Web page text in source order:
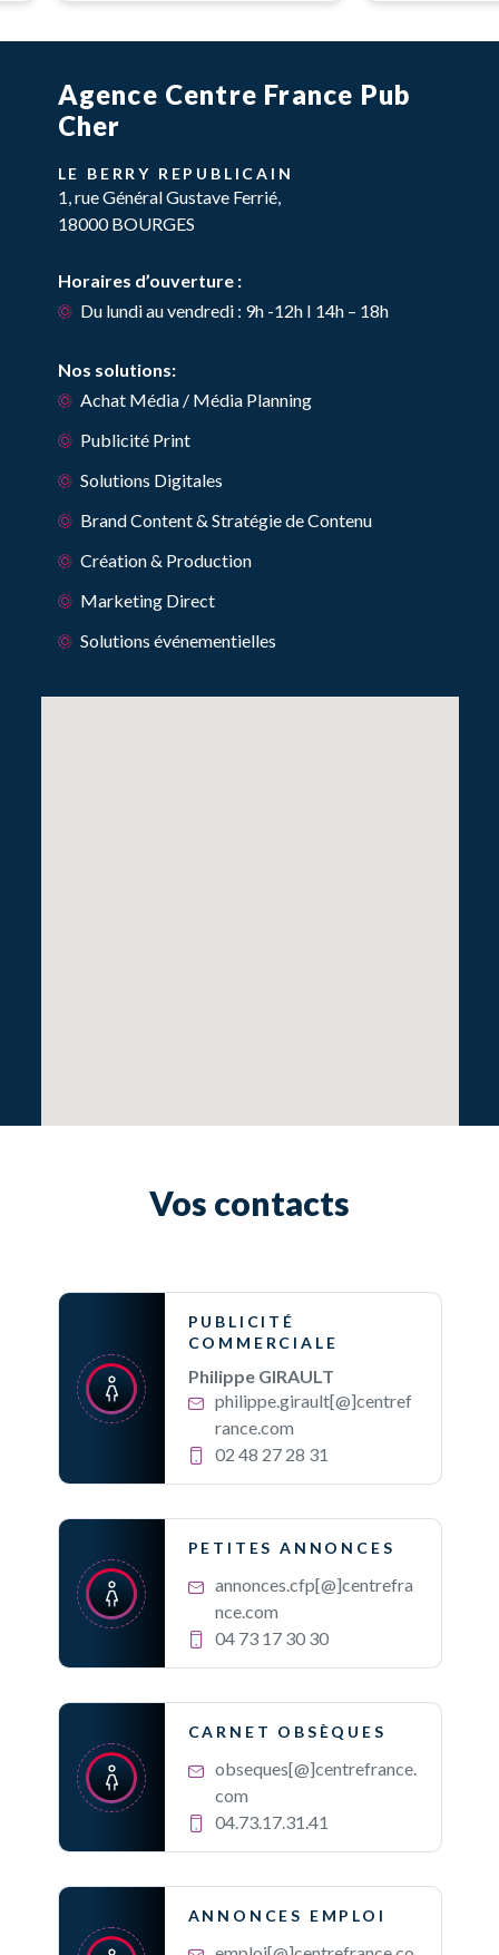
Agence Centre France Pub
Cher
LE BERRY REPUBLICAIN
1, rue Général Gustave Ferrié,
18000 BOURGES
Horaires d’ouverture :
Du lundi au vendredi : 9h -12h I 14h – 18h
Nos solutions:
Achat Média / Média Planning
Publicité Print
Solutions Digitales
Brand Content & Stratégie de Contenu
Création & Production
Marketing Direct
Solutions événementielles
Vos contacts
PUBLICITÉ
COMMERCIALE
Philippe GIRAULT
philippe.girault[@]centref
rance.com
02 48 27 28 31
PETITES ANNONCES
annonces.cfp[@]centrefra
nce.com
04 73 17 30 30
CARNET OBSÈQUES
obseques[@]centrefrance.
com
04.73.17.31.41
ANNONCES EMPLOI